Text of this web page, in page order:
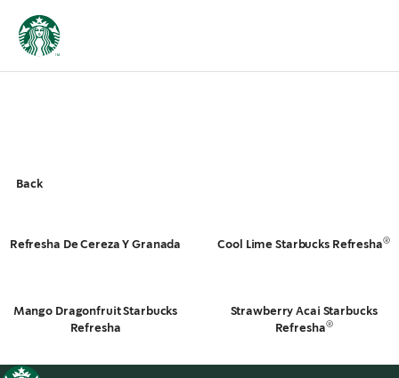
Back
Refresha De Cereza Y Granada Cool Lime Starbucks Refresha®
Mango Dragonfruit Starbucks
Refresha
Strawberry Acai Starbucks
Refresha®